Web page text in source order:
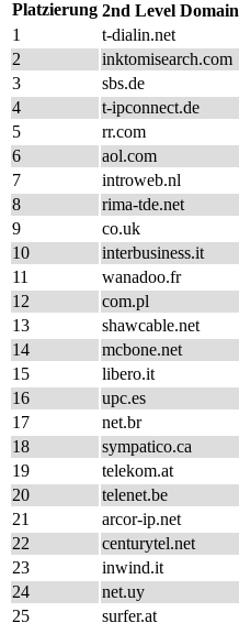
Platzierung 2nd Level Domain
1
t-dialin.net
2
inktomisearch.com
3
sbs.de
4
t-ipconnect.de
5
rr.com
6
aol.com
7
introweb.nl
8
rima-tde.net
9
co.uk
10
interbusiness.it
11
wanadoo.fr
12
com.pl
13
shawcable.net
14
mcbone.net
15
libero.it
16
upc.es
17
net.br
18
sympatico.ca
19
telekom.at
20
telenet.be
21
arcor-ip.net
22
centurytel.net
23
inwind.it
24
net.uy
25
surfer.at